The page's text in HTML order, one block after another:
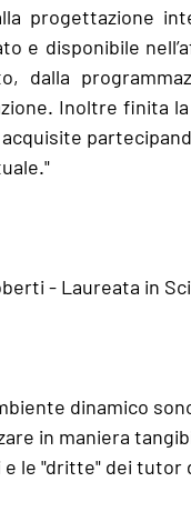
progettazione
e disponibile
dalla
Inoltre finita
- Laureata in
dinamico
in maniera
e le "dritte" dei tutor